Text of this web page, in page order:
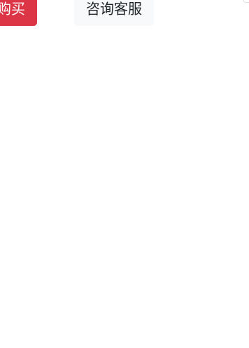
买 咨询客服